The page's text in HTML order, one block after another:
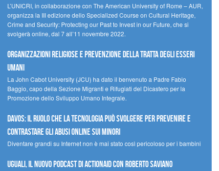
L’UNICRI, in collaborazione con The American University of Rome – AUR,
organizza la III edizione dello Specialized Course on Cultural Heritage,
Crime and Security: Protecting our Past to Invest in our Future, che si
svolgerà online, dal 7 all’11 novembre 2022.
Organizzazioni religiose e prevenzione della tratta degli esseri
umani
La John Cabot University (JCU) ha dato il benvenuto a Padre Fabio
Baggio, capo della Sezione Migranti e Rifugiati del Dicastero per la
Promozione dello Sviluppo Umano Integrale.
Davos: il ruolo che la tecnologia può svolgere per prevenire e
contrastare gli abusi online sui minori
Diventare grandi su Internet non è mai stato così pericoloso per i bambini
UGUALI, il nuovo podcast di ACTIONAID con Roberto Saviano